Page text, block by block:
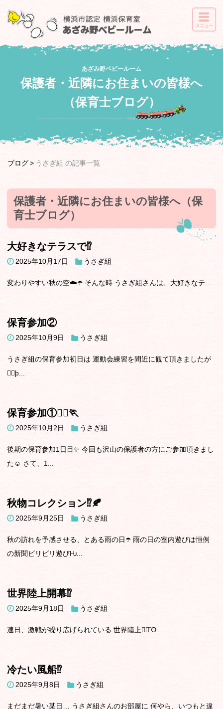
あざみ野ベビールーム
保護者・近隣にお住まいの皆様へ
（保育士ブログ）
ブログ うさぎ組 の記事一覧
保護者・近隣にお住まいの皆様へ（保
育士ブログ）
大好きなテラスで⁉️
2025年10月17日 うさぎ組
変わりやすい秋の空☁️☂️ そんな時 うさぎ組さんは、大好きなテ...
保育参加②
2025年10月9日 うさぎ組
うさぎ組の保育参加初日は 運動会練習を間近に観て頂きましたが
🏃‍♂þ...
保育参加①🏃‍♂️🏃
2025年10月2日 うさぎ組
後期の保育参加1日目✨ 今回も沢山の保護者の方にご参加頂きまし
た☺️ さて、1...
秋物コレクション⁉️🍂
2025年9月25日 うさぎ組
秋の訪れを予感させる、とある雨の日☂️ 雨の日の室内遊びは恒例
の新聞ビリビリ遊びǶ...
世界陸上開幕⁉️
2025年9月18日 うさぎ組
連日、激戦が繰り広げられている 世界陸上🏃‍♂️Ὂ...
冷たい風船⁉️
2025年9月8日 うさぎ組
まだまだ暑い某日… うさぎ組さんのお部屋に 何やら、いつもと違